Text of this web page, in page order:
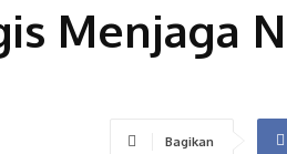
Menjaga
Bagikan